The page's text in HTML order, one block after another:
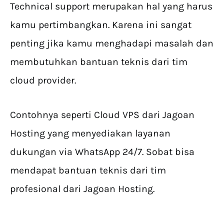
Technical support merupakan hal yang harus
kamu pertimbangkan. Karena ini sangat
penting jika kamu menghadapi masalah dan
membutuhkan bantuan teknis dari tim
cloud provider.
Contohnya seperti Cloud VPS dari Jagoan
Hosting yang menyediakan layanan
dukungan via WhatsApp 24/7. Sobat bisa
mendapat bantuan teknis dari tim
profesional dari Jagoan Hosting.